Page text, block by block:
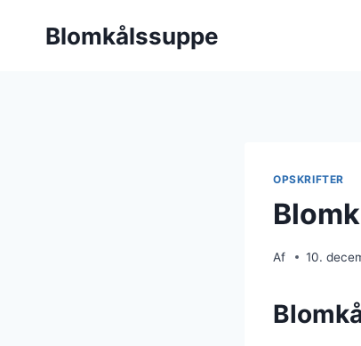
Blomkålssuppe
OPSKRIFTER
Af 10.